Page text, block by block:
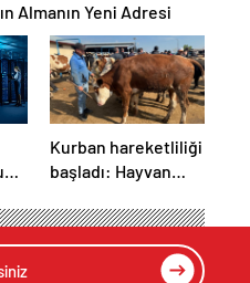
Almanın Yeni Adresi
Kurban hareketliliği
başladı: Hayvan
yoğunluk